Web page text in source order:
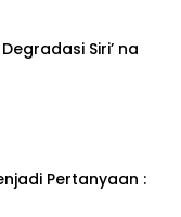
Siri’ na
Pertanyaan :